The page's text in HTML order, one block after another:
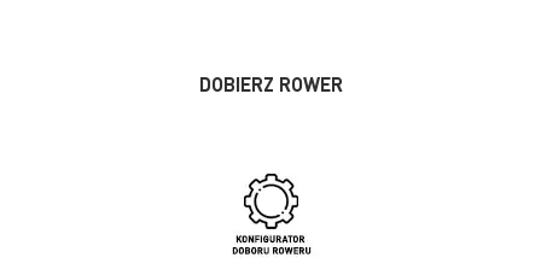
DOBIERZ ROWER